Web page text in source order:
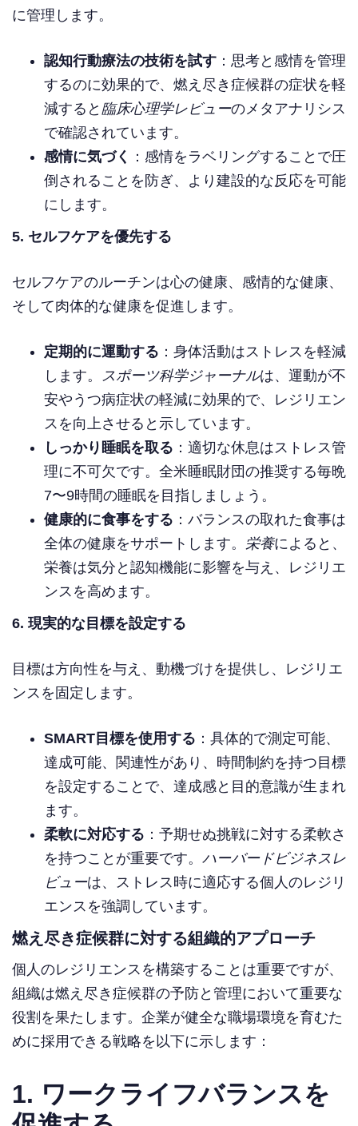
に管理します。
認知行動療法の技術を試す ：思考と感情を管理
するのに効果的で、燃え尽き症候群の症状を軽
減すると 臨床心理学レビューのメタアナリシス
で確認されています。
感情に気づく
：感情をラベリングすることで圧
倒されることを防ぎ、より建設的な反応を可能
にします。
5. セルフケアを優先する
セルフケアのルーチンは心の健康、感情的な健康、
そして肉体的な健康を促進します。
定期的に運動する ：身体活動はストレスを軽減
します。
スポーツ科学ジャーナルは、運動が不
安やうつ病症状の軽減に効果的で、レジリエン
スを向上させると示しています。
しっかり睡眠を取る ：適切な休息はストレス管
理に不可欠です。全米睡眠財団の推奨する毎晩
7〜9時間の睡眠を目指しましょう。
健康的に食事をする ：バランスの取れた食事は
全体の健康をサポートします。 栄養によると、
栄養は気分と認知機能に影響を与え、レジリエ
ンスを高めます。
6. 現実的な目標を設定する
目標は方向性を与え、動機づけを提供し、レジリエ
ンスを固定します。
SMART目標を使用する ：具体的で測定可能、
達成可能、関連性があり、時間制約を持つ目標
を設定することで、達成感と目的意識が生まれ
ます。
柔軟に対応する ：予期せぬ挑戦に対する柔軟さ
を持つことが重要です。 ハーバードビジネスレ
ビューは、ストレス時に適応する個人のレジリ
エンスを強調しています。
燃え尽き症候群に対する組織的アプローチ
個人のレジリエンスを構築することは重要ですが、
組織は燃え尽き症候群の予防と管理において重要な
役割を果たします。企業が健全な職場環境を育むた
めに採用できる戦略を以下に示します：
1. ワークライフバランスを